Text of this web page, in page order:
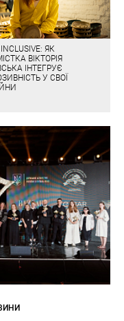
ЯК
ВІКТОРІЯ
ІНТЕГРУЄ
У СВОЇ